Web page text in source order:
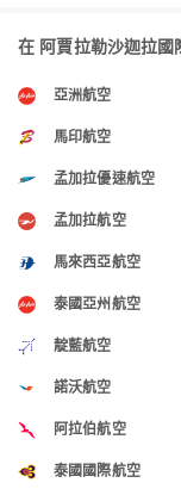
在 阿賈拉勒沙迦拉國
亞洲航空
馬印航空
孟加拉優速航空
孟加拉航空
馬來西亞航空
泰國亞州航空
靛藍航空
諾沃航空
阿拉伯航空
泰國國際航空